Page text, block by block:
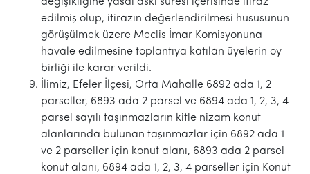
edilmiş olup, itirazın değerlendirilmesi hususunun
görüşülmek üzere Meclis İmar Komisyonuna
havale edilmesine toplantıya katılan üyelerin oy
birliği ile karar verildi.
İlimiz, Efeler İlçesi, Orta Mahalle 6892 ada 1, 2
parseller, 6893 ada 2 parsel ve 6894 ada 1, 2, 3, 4
parsel sayılı taşınmazların kitle nizam konut
alanlarında bulunan taşınmazlar için 6892 ada 1
ve 2 parseller için konut alanı, 6893 ada 2 parsel
konut alanı, 6894 ada 1, 2, 3, 4 parseller için Konut